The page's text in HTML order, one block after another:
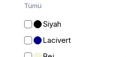
Ferace
Kap & Pardesü
Trençkot
Hırka
Tümü
Siyah
Lacivert